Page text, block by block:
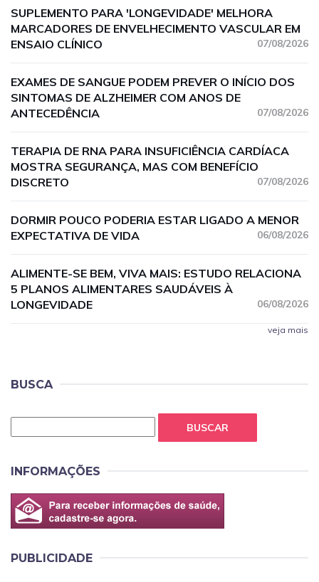
SUPLEMENTO PARA 'LONGEVIDADE' MELHORA
MARCADORES DE ENVELHECIMENTO VASCULAR EM
ENSAIO CLÍNICO
07/08/2026
EXAMES DE SANGUE PODEM PREVER O INÍCIO DOS
SINTOMAS DE ALZHEIMER COM ANOS DE
ANTECEDÊNCIA
07/08/2026
TERAPIA DE RNA PARA INSUFICIÊNCIA CARDÍACA
MOSTRA SEGURANÇA, MAS COM BENEFÍCIO
DISCRETO
07/08/2026
DORMIR POUCO PODERIA ESTAR LIGADO A MENOR
EXPECTATIVA DE VIDA
06/08/2026
ALIMENTE-SE BEM, VIVA MAIS: ESTUDO RELACIONA
5 PLANOS ALIMENTARES SAUDÁVEIS À
LONGEVIDADE
06/08/2026
veja mais
BUSCA
BUSCAR
INFORMAÇÕES
PUBLICIDADE